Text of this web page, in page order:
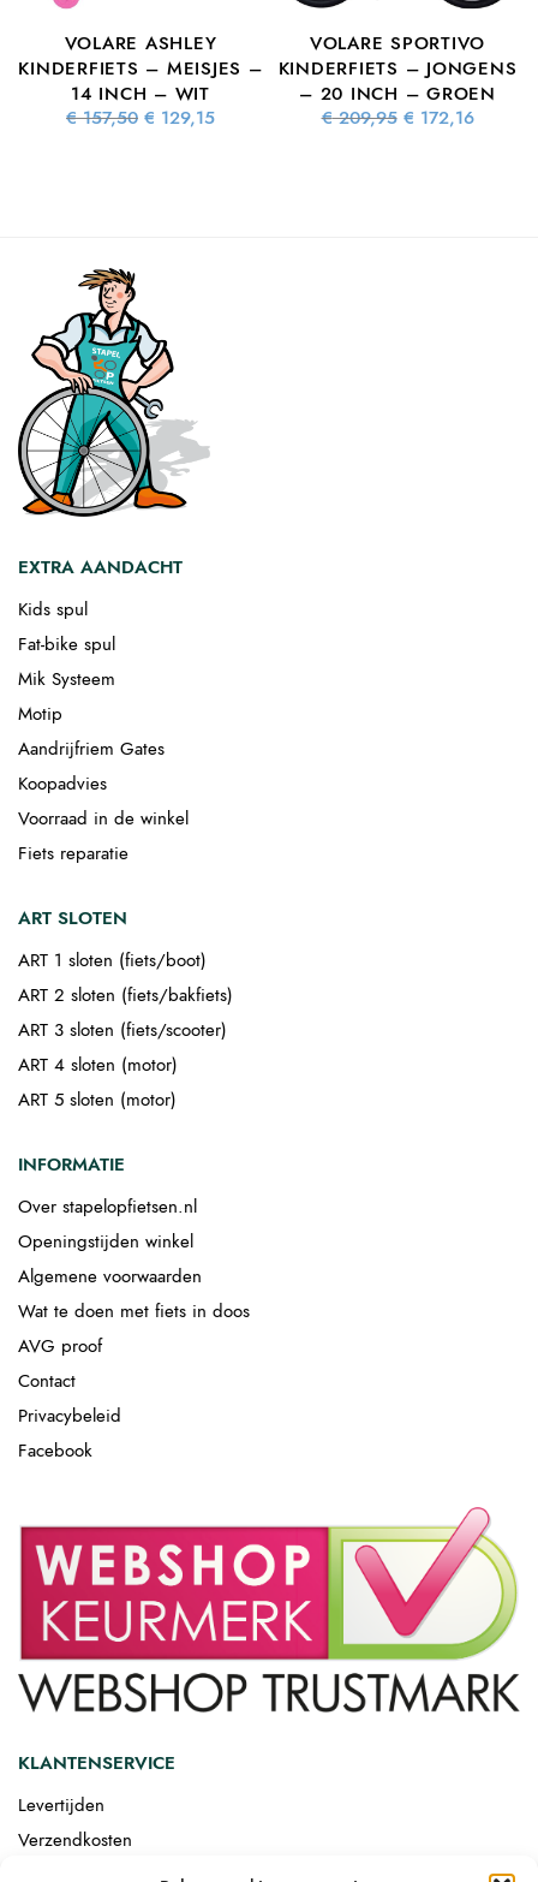
VOLARE ASHLEY
KINDERFIETS – MEISJES –
14 INCH – WIT
€157,50 Oorspronkelijke
prijs was:
€ 129,15
VOLARE SPORTIVO
KINDERFIETS – JONGENS
– 20 INCH – GROEN
€209,95 Oorspronkelijke
prijs was:
€ 172,16
EXTRA AANDACHT
Kids spul
Fat-bike spul
Mik Systeem
Motip
Aandrijfriem Gates
Koopadvies
Voorraad in de winkel
Fiets reparatie
ART SLOTEN
ART 1 sloten (fiets/boot)
ART 2 sloten (fiets/bakfiets)
ART 3 sloten (fiets/scooter)
ART 4 sloten (motor)
ART 5 sloten (motor)
INFORMATIE
Over stapelopfietsen.nl
Openingstijden winkel
Algemene voorwaarden
Wat te doen met fiets in doos
AVG proof
Contact
Privacybeleid
Facebook
KLANTENSERVICE
Levertijden
Verzendkosten
Afgemonteerd laten bezorgen